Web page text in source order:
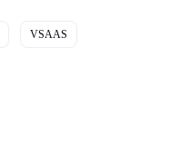
VSAAS